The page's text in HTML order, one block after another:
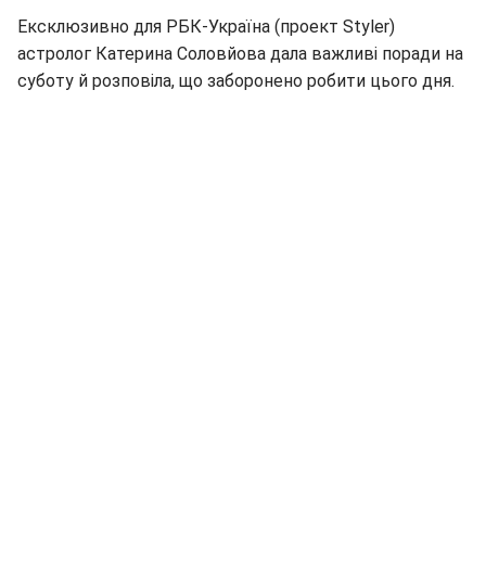
Ексклюзивно для РБК-Україна (проект Styler)
астролог Катерина Соловйова дала важливі поради на
суботу й розповіла, що заборонено робити цього дня.